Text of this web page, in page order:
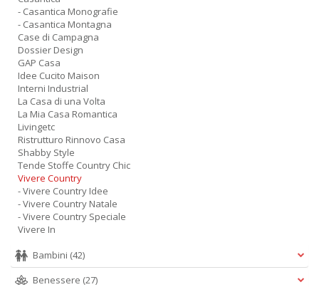
- Casantica Monografie
- Casantica Montagna
Case di Campagna
Dossier Design
GAP Casa
Idee Cucito Maison
Interni Industrial
La Casa di una Volta
La Mia Casa Romantica
Livingetc
Ristrutturo Rinnovo Casa
Shabby Style
Tende Stoffe Country Chic
Vivere Country
- Vivere Country Idee
- Vivere Country Natale
- Vivere Country Speciale
Vivere In
Bambini (42)
Benessere (27)